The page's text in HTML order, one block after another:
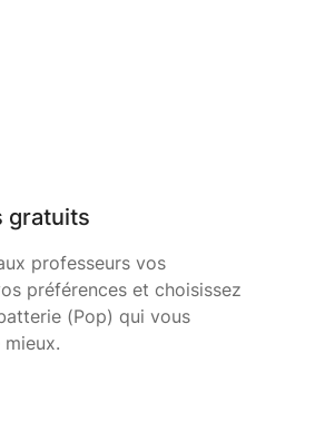
gratuits
professeurs vos
préférences et choisissez
(Pop) qui vous